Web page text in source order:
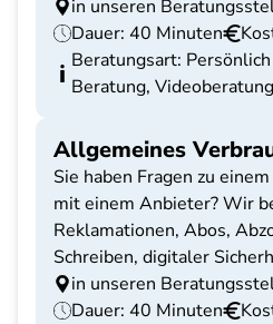
in unseren
Dauer: 40 Minuten
Beratungsart:
Beratung, Videoberatung
Allgemeines
Sie haben Fragen zu
mit einem Anbieter? Wir
Reklamationen, Abos,
Schreiben, digitaler
in unseren
Dauer: 40 Minuten